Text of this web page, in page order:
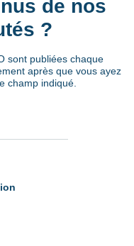
de nos
?
sont publiées chaque
après que vous ayez
champ indiqué.